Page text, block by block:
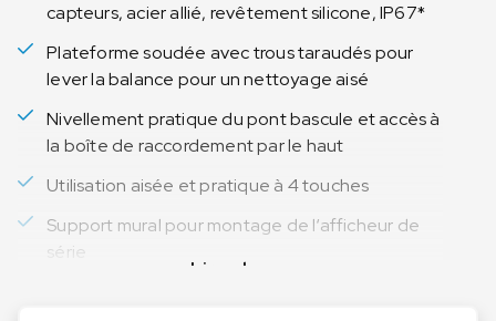
capteurs, acier allié, revêtement silicone, IP67*
Plateforme soudée avec trous taraudés pour
lever la balance pour un nettoyage aisé
Nivellement pratique du pont bascule et accès à
la boîte de raccordement par le haut
Utilisation aisée et pratique à 4 touches
Support mural pour montage de l‘afficheur de
série
Lire plus